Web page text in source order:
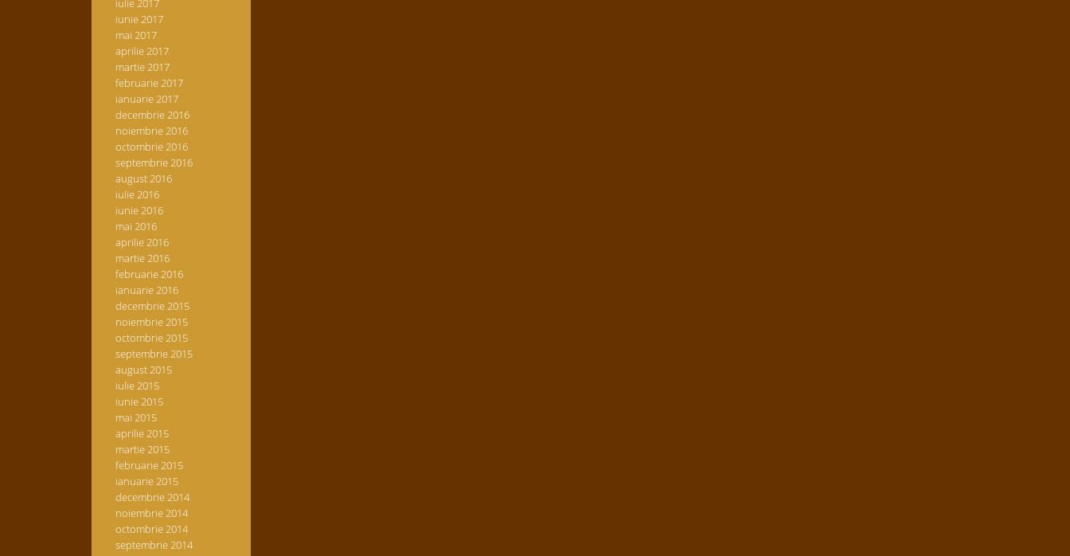
iulie 2017
iunie 2017
mai 2017
aprilie 2017
martie 2017
februarie 2017
ianuarie 2017
decembrie 2016
noiembrie 2016
octombrie 2016
septembrie 2016
august 2016
iulie 2016
iunie 2016
mai 2016
aprilie 2016
martie 2016
februarie 2016
ianuarie 2016
decembrie 2015
noiembrie 2015
octombrie 2015
septembrie 2015
august 2015
iulie 2015
iunie 2015
mai 2015
aprilie 2015
martie 2015
februarie 2015
ianuarie 2015
decembrie 2014
noiembrie 2014
octombrie 2014
septembrie 2014